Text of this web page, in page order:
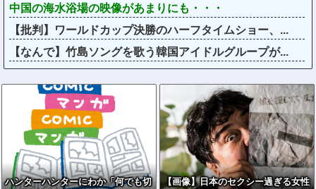
中国の海水浴場の映像があまりにも・・・
【批判】ワールドカップ決勝のハーフタイムショー、...
【なんで】竹島ソングを歌う韓国アイドルグループが...
ハンターハンターにわか「何でも切
【画像】日本のセクシー過ぎる女性